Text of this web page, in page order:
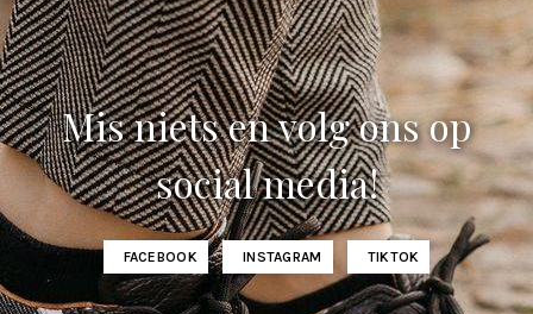
Mis niets en volg ons op
social media!
FACEBOOK INSTAGRAM TIKTOK